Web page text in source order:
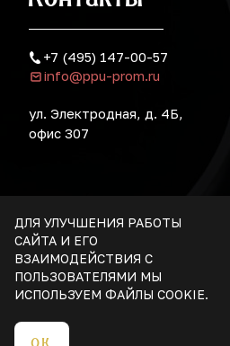
+7 (495) 147-00-57
info@ppu-prom.ru
ул. Электродная, д. 4Б,
офис 307
АЛЕКСАНДРОВИЧ, 2026.
КОПИРОВАНИЕ БЕЗ
НЕ ЯВЛЯЕТСЯ
ПЕРСОНАЛЬНЫХ ДАННЫХ
ПЕРСОНАЛЬНЫХ ДАННЫХ
ДЛЯ УЛУЧШЕНИЯ РАБОТЫ
САЙТА И ЕГО
ВЗАИМОДЕЙСТВИЯ С
ПОЛЬЗОВАТЕЛЯМИ МЫ
ИСПОЛЬЗУЕМ ФАЙЛЫ COOKIE.